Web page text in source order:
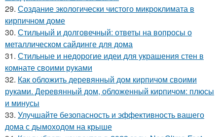
29. Создание экологически чистого микроклимата в
кирпичном доме
30. Стильный и долговечный: ответы на вопросы о
металлическом сайдинге для дома
31. Стильные и недорогие идеи для украшения стен в
комнате своими руками
32. Как обложить деревянный дом кирпичом своими
руками. Деревянный дом, обложенный кирпичом: плюсы
и минусы
33. Улучшайте безопасность и эффективность вашего
дома с дымоходом на крыше